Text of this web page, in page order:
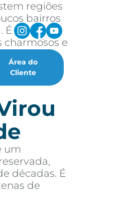
Área do
Cliente
regiões
bairros
É
charmosos e
nessa
ou
um
décadas. É
de